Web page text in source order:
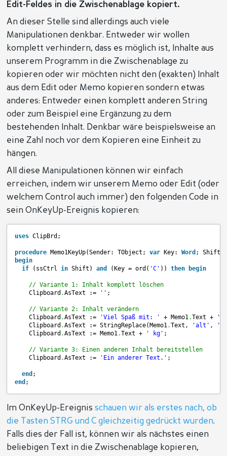
Edit-Feldes in die Zwischenablage kopiert.
An dieser Stelle sind allerdings auch viele
Manipulationen denkbar. Entweder wir wollen
komplett verhindern, dass es möglich ist, Inhalte aus
unserem Programm in die Zwischenablage zu
kopieren oder wir möchten nicht den (exakten) Inhalt
aus dem Edit oder Memo kopieren sondern etwas
anderes: Entweder einen komplett anderen String
oder zum Beispiel eine Ergänzung zu dem
bestehenden Inhalt. Denkbar wäre beispielsweise an
eine Zahl noch vor dem Kopieren eine Einheit zu
hängen.
All diese Manipulationen können wir einfach
erreichen, indem wir unserem Memo oder Edit (oder
welchem Control auch immer) den folgenden Code in
sein OnKeyUp-Ereignis kopieren:
uses ClipBrd;
procedure Memo1KeyUp(Sender: TObject; var Key: Word ; Shift:
begin
if
(ssCtrl in Shift) and (Key = ord( 'C' )) then begin
// Variante 1: Inhalt komplett löschen
Clipboard .AsText := '' ;
// Variante 2: Inhalt verändern
Clipboard .AsText := 'Viel Spaß mit: ' + Memo1.Text +
'
Clipboard .AsText := StringReplace(Memo1.Text, 'alt' ,
Clipboard .AsText := Memo1.Text + ' kg' ;
// Variante 3: Einen anderen Inhalt bereitstellen
Clipboard .AsText := 'Ein anderer Text.' ;
end ;
end ;
Im OnKeyUp-Ereignisschauen wir als erstes nach, ob
die Tasten STRG und C gleichzeitig gedrückt wurden.
Falls dies der Fall ist, können wir als nächstes einen
beliebigen Text in die Zwischenablage kopieren,